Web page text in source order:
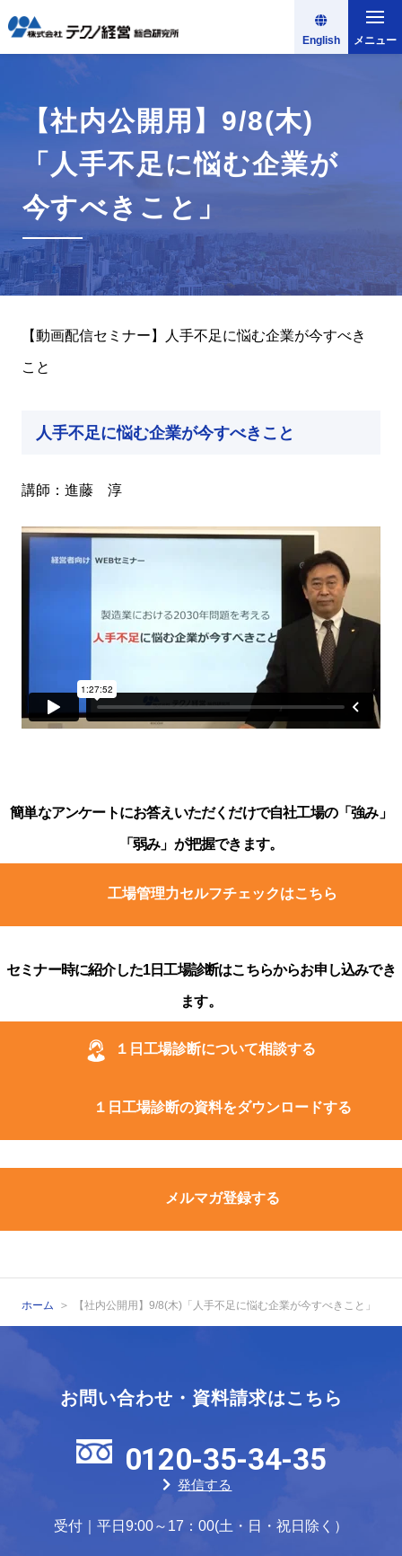
English メニュー
【社内公開用】9/8(木)
「人手不足に悩む企業が
今すべきこと」
【動画配信セミナー】人手不足に悩む企業が今すべき
こと
人手不足に悩む企業が今すべきこと
講師：進藤 淳
簡単なアンケートにお答えいただくだけで自社工場の「強み」
「弱み」が把握できます。
工場管理力セルフチェックはこちら
セミナー時に紹介した1日工場診断はこちらからお申し込みでき
ます。
１日工場診断について相談する
１日工場診断の資料をダウンロードする
メルマガ登録する
ホーム 【社内公開用】9/8(木)「人手不足に悩む企業が今すべきこと」
お問い合わせ・資料請求はこちら
0120-35-34-35
発信する
受付｜平日9:00～17：00(土・日・祝日除く）